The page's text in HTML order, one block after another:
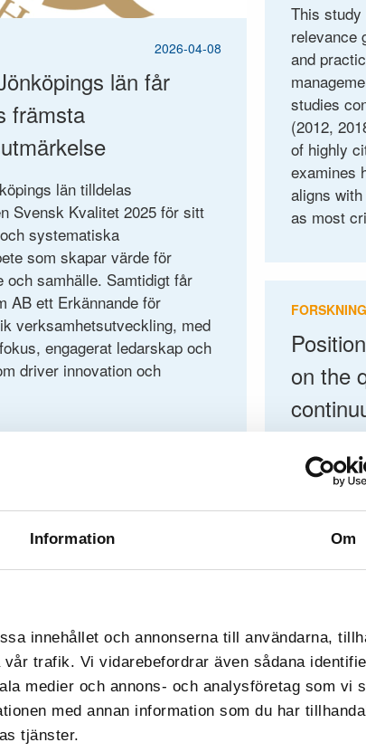
Information Om
innehållet och annonserna till användarna,
trafik. Vi vidarebefordrar även sådana
medier och annons- och analysföretag som vi
med annan information som du har
tjänster.
2026-04-08
län får
främsta
län tilldelas
Svensk Kvalitet 2025 för sitt
systematiska
som skapar värde för
och samhälle. Samtidigt får
AB ett Erkännande för
verksamhetsutveckling, med
engagerat ledarskap och
driver innovation och
This
relevance
and
studies
(2012,
of highly
examines
aligns
as most
FORSKNING
on the
Hur kan
sin kultur
beteenden?
från Japan - Kvalitet
för
från International Conference
2025 samt möten med
Academy for Quality (IAQ),
Organisation for Quality
Union of Japanese Scientists